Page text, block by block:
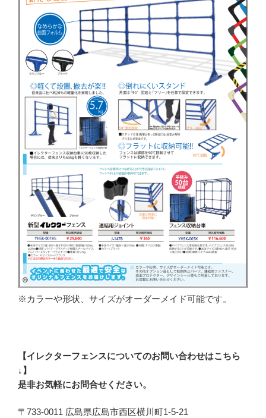
※カラーや形状、サイズがオーダーメイド可能です。
【イレクターフェンスについてのお問い合わせはこちら
↓】
是非お気軽にお問合せください。
〒733-0011 広島県広島市西区横川町1-5-21